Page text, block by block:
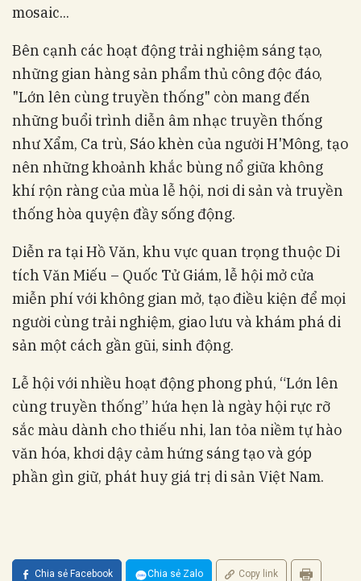
mosaic...
Bên cạnh các hoạt động trải nghiệm sáng tạo,
những gian hàng sản phẩm thủ công độc đáo,
"Lớn lên cùng truyền thống" còn mang đến
những buổi trình diễn âm nhạc truyền thống
như Xẩm, Ca trù, Sáo khèn của người H'Mông, tạo
nên những khoảnh khắc bùng nổ giữa không
khí rộn ràng của mùa lễ hội, nơi di sản và truyền
thống hòa quyện đầy sống động.
Diễn ra tại Hồ Văn, khu vực quan trọng thuộc Di
tích Văn Miếu – Quốc Tử Giám, lễ hội mở cửa
miễn phí với không gian mở, tạo điều kiện để mọi
người cùng trải nghiệm, giao lưu và khám phá di
sản một cách gần gũi, sinh động.
Lễ hội với nhiều hoạt động phong phú, “Lớn lên
cùng truyền thống” hứa hẹn là ngày hội rực rỡ
sắc màu dành cho thiếu nhi, lan tỏa niềm tự hào
văn hóa, khơi dậy cảm hứng sáng tạo và góp
phần gìn giữ, phát huy giá trị di sản Việt Nam.
Chia sẻ Facebook Chia sẻ Zalo Copy link